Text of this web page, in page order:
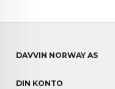
DAVVIN NORWAY AS
DIN KONTO